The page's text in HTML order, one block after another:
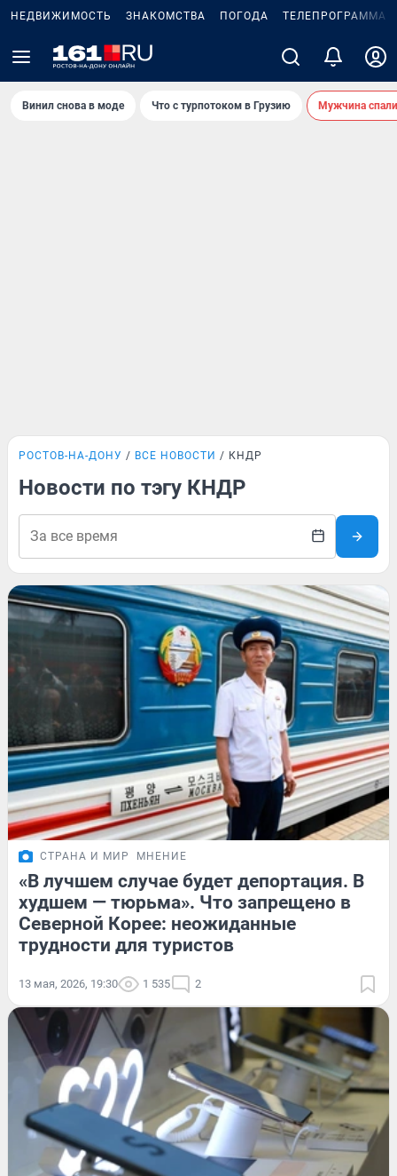
НЕДВИЖИМОСТЬ ЗНАКОМСТВА ПОГОДА ТЕЛЕПРОГРАММА
Винил снова в моде Что с турпотоком в Грузию Мужчина
РОСТОВ-НА-ДОНУ ВСЕ НОВОСТИ КНДР
Новости по тэгу КНДР
СТРАНА И МИР МНЕНИЕ
«В лучшем случае будет депортация. В
худшем — тюрьма». Что запрещено в
Северной Корее: неожиданные
трудности для туристов
13 мая, 2026, 19:30 1 535 2